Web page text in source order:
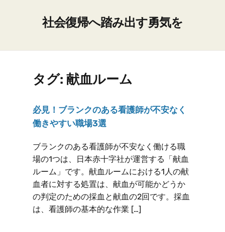
社会復帰へ踏み出す勇気を
タグ: 献血ルーム
必見！ブランクのある看護師が不安なく
働きやすい職場3選
ブランクのある看護師が不安なく働ける職
場の1つは、日本赤十字社が運営する「献血
ルーム」です。献血ルームにおける1人の献
血者に対する処置は、献血が可能かどうか
の判定のための採血と献血の2回です。採血
は、看護師の基本的な作業 […]